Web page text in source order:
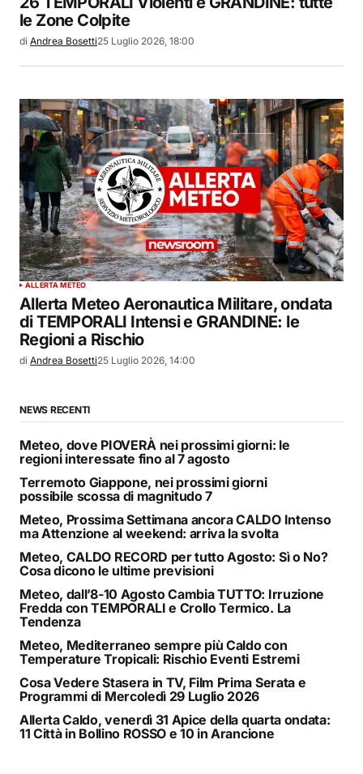
le Zone Colpite
di Andrea Bosetti25 Luglio 2026, 18:00
ALLERTA METEO
Allerta Meteo Aeronautica Militare, ondata
di TEMPORALI Intensi e GRANDINE: le
Regioni a Rischio
di Andrea Bosetti25 Luglio 2026, 14:00
NEWS RECENTI
Meteo, dove PIOVERÀ nei prossimi giorni: le
regioni interessate fino al 7 agosto
Terremoto Giappone, nei prossimi giorni
possibile scossa di magnitudo 7
Meteo, Prossima Settimana ancora CALDO Intenso
ma Attenzione al weekend: arriva la svolta
Meteo, CALDO RECORD per tutto Agosto: Sì o No?
Cosa dicono le ultime previsioni
Meteo, dall’8-10 Agosto Cambia TUTTO: Irruzione
Fredda con TEMPORALI e Crollo Termico. La
Tendenza
Meteo, Mediterraneo sempre più Caldo con
Temperature Tropicali: Rischio Eventi Estremi
Cosa Vedere Stasera in TV, Film Prima Serata e
Programmi di Mercoledì 29 Luglio 2026
Allerta Caldo, venerdì 31 Apice della quarta ondata:
11 Città in Bollino ROSSO e 10 in Arancione